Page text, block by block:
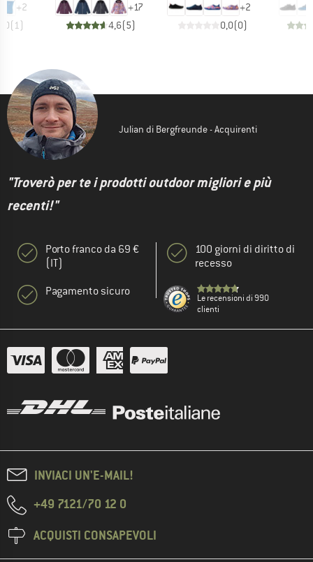
+2
(1)
+17
4,6(5)
+2
0,0(0)
Julian di Bergfreunde - Acquirenti
"Troverò per te i prodotti outdoor migliori e più
recenti!"
Porto franco da 69 €
(IT)
Pagamento sicuro
100 giorni di diritto di
recesso
Le recensioni di 990
clienti
INVIACI UN'E-MAIL!
+49 7121/70 12 0
ACQUISTI CONSAPEVOLI